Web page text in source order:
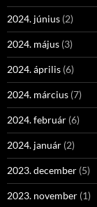
2024. június (2)
2024. május (3)
2024. április (6)
2024. március (7)
2024. február (6)
2024. január (2)
2023. december (5)
2023. november (1)